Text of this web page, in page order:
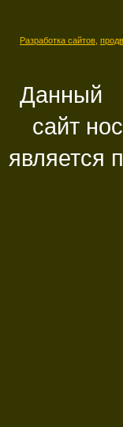
Разработка сайтов,
Данный
сайт
является